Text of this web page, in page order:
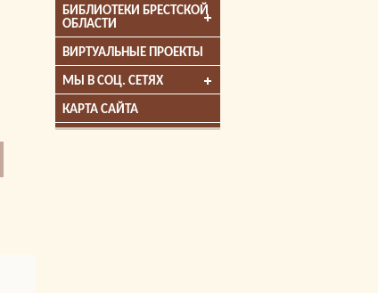
БИБЛИОТЕКИ БРЕСТСКОЙ
ОБЛАСТИ
ВИРТУАЛЬНЫЕ ПРОЕКТЫ
МЫ В СОЦ. СЕТЯХ
КАРТА САЙТА